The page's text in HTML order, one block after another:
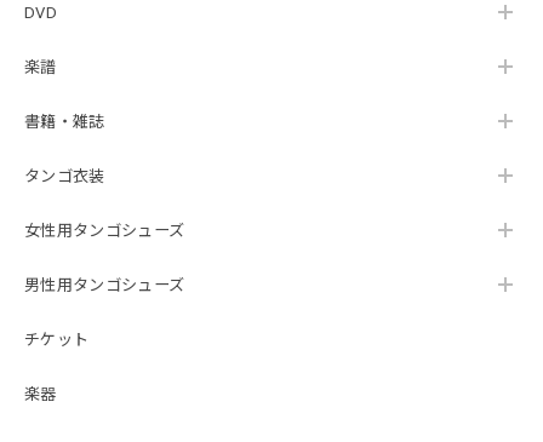
DVD
楽譜
書籍・雑誌
タンゴ衣装
女性用タンゴシューズ
男性用タンゴシューズ
チケット
楽器